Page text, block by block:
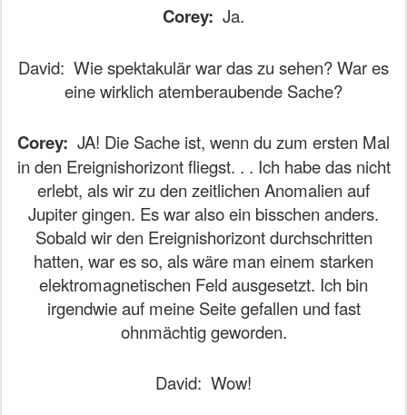
Corey: Ja.
David: Wie spektakulär war das zu sehen? War es
eine wirklich atemberaubende Sache?
Corey: JA! Die Sache ist, wenn du zum ersten Mal
in den Ereignishorizont fliegst. . . Ich habe das nicht
erlebt, als wir zu den zeitlichen Anomalien auf
Jupiter gingen. Es war also ein bisschen anders.
Sobald wir den Ereignishorizont durchschritten
hatten, war es so, als wäre man einem starken
elektromagnetischen Feld ausgesetzt. Ich bin
irgendwie auf meine Seite gefallen und fast
ohnmächtig geworden.
David: Wow!